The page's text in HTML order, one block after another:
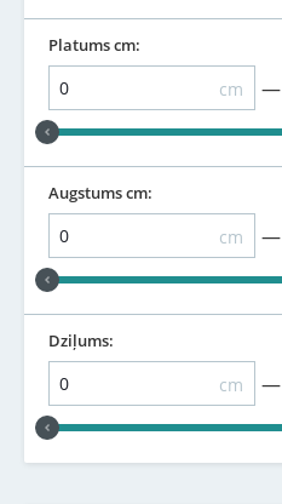
Platums cm:
cm —
Augstums cm:
cm —
Dziļums:
cm —